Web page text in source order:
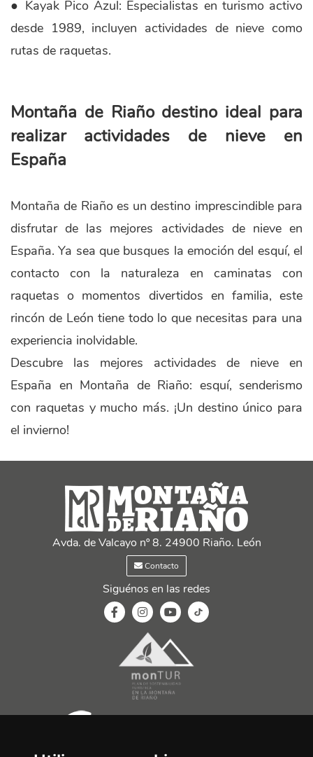
● Kayak Pico Azul: Especialistas en turismo activo
desde 1989, incluyen actividades de nieve como
rutas de raquetas.
Montaña de Riaño destino ideal para
realizar actividades de nieve en
España
Montaña de Riaño es un destino imprescindible para
disfrutar de las mejores actividades de nieve en
España. Ya sea que busques la emoción del esquí, el
contacto con la naturaleza en caminatas con
raquetas o momentos divertidos en familia, este
rincón de León tiene todo lo que necesitas para una
experiencia inolvidable.
Descubre las mejores actividades de nieve en
España en Montaña de Riaño: esquí, senderismo
con raquetas y mucho más. ¡Un destino único para
el invierno!
Avda. de Valcayo nº 8. 24900 Riaño. León
Contacto
Siguénos en las redes